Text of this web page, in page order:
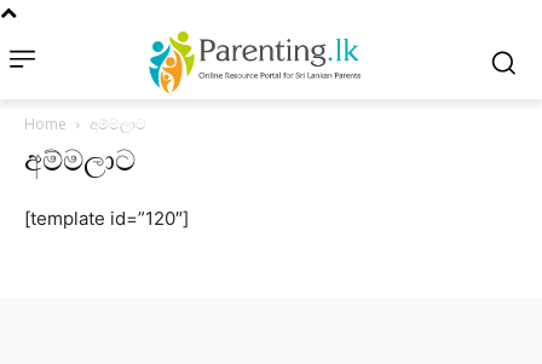
Home අම්මලාට
අම්මලාට
[template id=”120″]